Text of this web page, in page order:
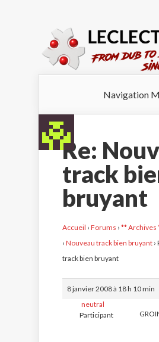
Navigation
Re:
track
bruyant
Accueil › Forums › ** Archives
› Nouveau track bien bruyant ›
track bien bruyant
8 janvier 2008 à 18 h 10 min
neutral
Participant